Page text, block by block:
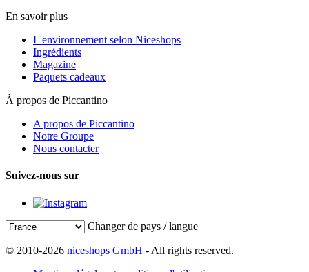
En savoir plus
L'environnement selon Niceshops
Ingrédients
Magazine
Paquets cadeaux
À propos de Piccantino
A propos de Piccantino
Notre Groupe
Nous contacter
Suivez-nous sur
Changer de pays / langue
© 2010-2026 niceshops GmbH - All rights reserved.